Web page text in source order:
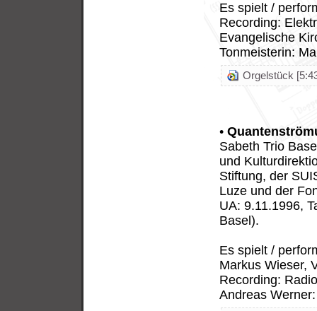
Es spielt /
Recording:
Evangelische
Tonmeisterin:
Orgelstück
•
Sabeth Trio
und
Stiftung, der
Luze und der
UA: 9.11.1996,
Basel).
Es spielt /
Markus Wieser,
Recording:
Andreas Werner: